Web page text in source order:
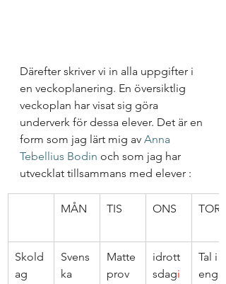
Därefter skriver vi in alla uppgifter i
en veckoplanering. En översiktlig
veckoplan har visat sig göra
underverk för dessa elever. Det är en
form som jag lärt mig av Anna
Tebellius Bodin och som jag har
utvecklat tillsammans med elever :
MÅN TIS ONS TOR
Skold
ag
Svens
ka
Matte
prov
idrott
sdagi
Tal i
engel